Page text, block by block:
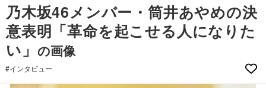
乃木坂46メンバー・筒井あやめの決
意表明「革命を起こせる人になりた
い」 の画像
#インタビュー